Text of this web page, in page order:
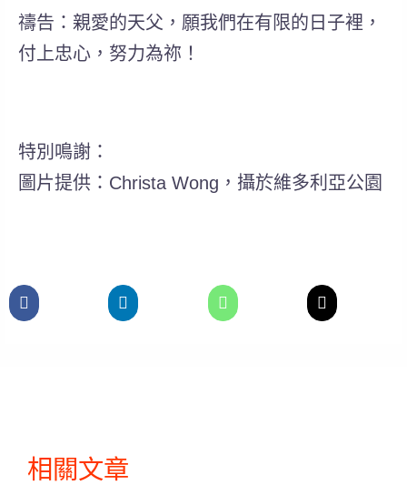
禱告：親愛的天父，願我們在有限的日子裡，
付上忠心，努力為祢！
特別鳴謝：
圖片提供：Christa Wong，攝於維多利亞公園
相關文章